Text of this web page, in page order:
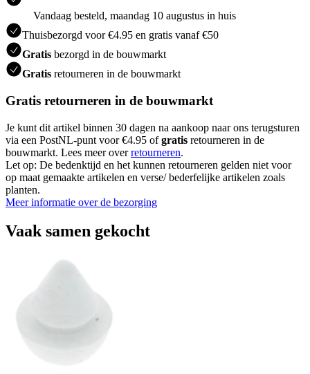
Vandaag besteld, maandag 10 augustus in huis
Thuisbezorgd voor €4.95 en gratis vanaf €50
Gratis bezorgd in de bouwmarkt
Gratis retourneren in de bouwmarkt
Gratis retourneren in de bouwmarkt
Je kunt dit artikel binnen 30 dagen na aankoop naar ons terugsturen
via een PostNL-punt voor €4.95 ofgratis retourneren in de
bouwmarkt. Lees meer overretourneren.
Let op: De bedenktijd en het kunnen retourneren gelden niet voor
op maat gemaakte artikelen en verse/ bederfelijke artikelen zoals
planten.
Meer informatie over de bezorging
Vaak samen gekocht